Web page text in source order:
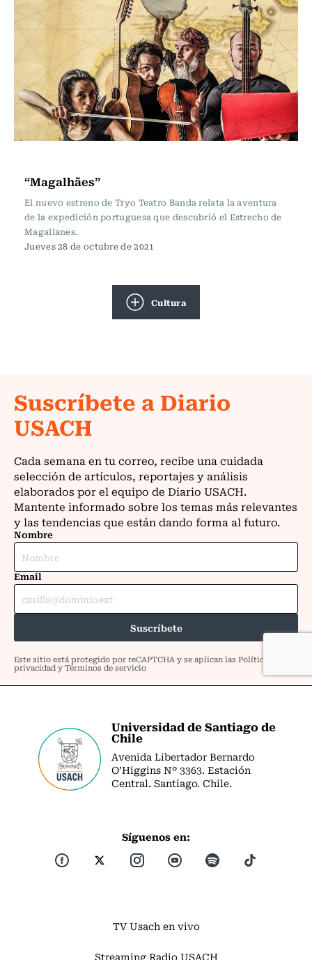
“Magalhães”
El nuevo estreno de Tryo Teatro Banda relata la aventura
de la expedición portuguesa que descubrió el Estrecho de
Magallanes.
Jueves 28 de octubre de 2021
Cultura
Universidad de Santiago de
Chile
Avenida Libertador Bernardo
O’Higgins Nº 3363. Estación
Central. Santiago. Chile.
Síguenos en:
TV Usach en vivo
Streaming Radio USACH